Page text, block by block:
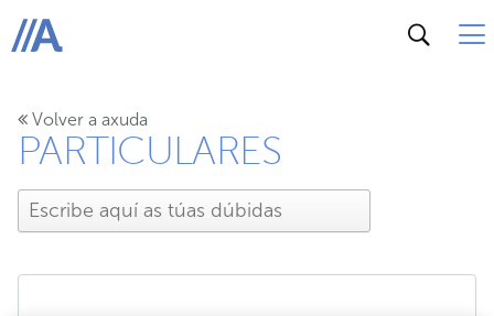
ABANCA
Volver a axuda
PARTICULARES